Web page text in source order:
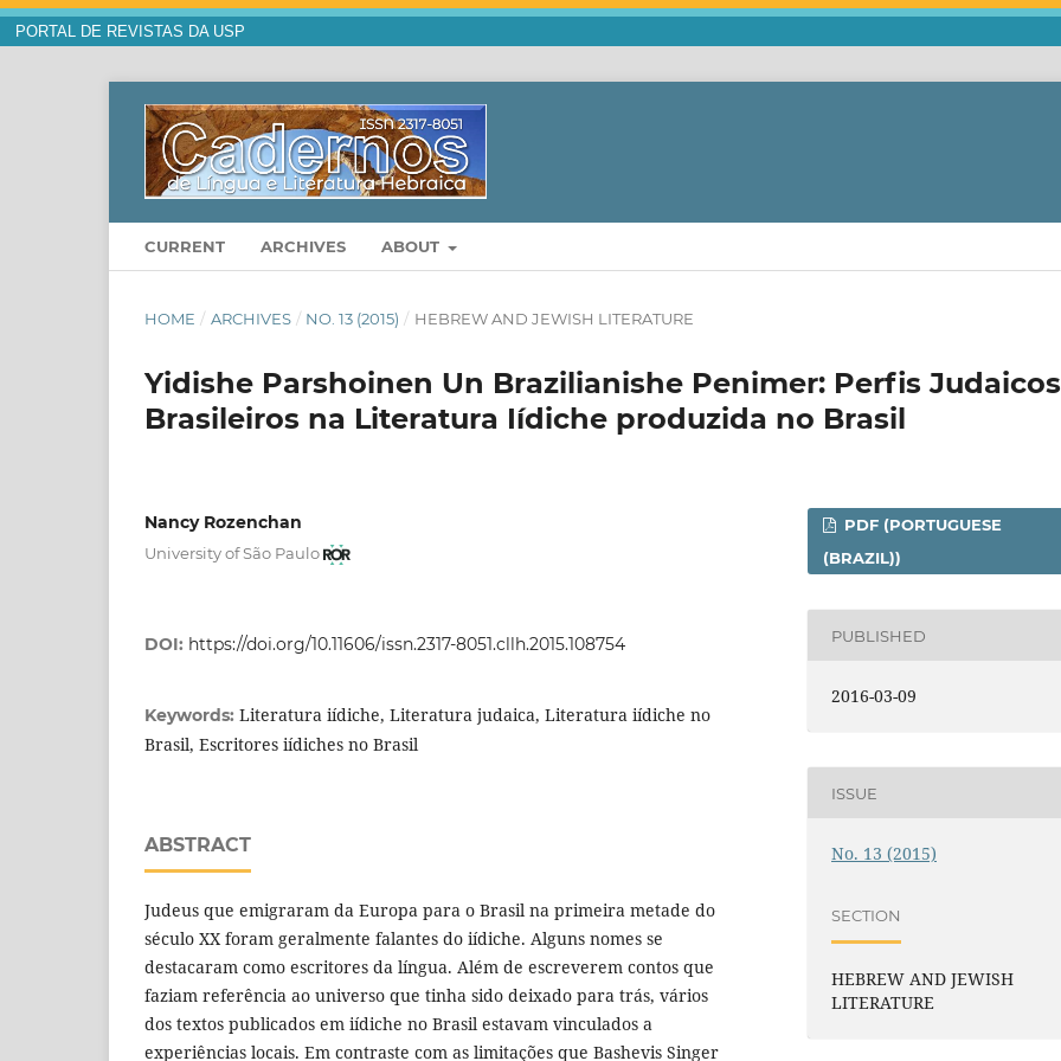
PORTAL DE REVISTAS DA USP
CURRENT ARCHIVES ABOUT
HOME / ARCHIVES / NO. 13 (2015) / HEBREW AND JEWISH LITERATURE
Yidishe Parshoinen Un Brazilianishe Penimer: Perfis
Brasileiros na Literatura Iídiche produzida no Brasil
Nancy Rozenchan
University of São Paulo
DOI: https://doi.org/10.11606/issn.2317-8051.cllh.2015.108754
Keywords: Literatura iídiche, Literatura judaica, Literatura iídiche no
Brasil, Escritores iídiches no Brasil
ABSTRACT
Judeus que emigraram da Europa para o Brasil na primeira metade do
século XX foram geralmente falantes do iídiche. Alguns nomes se
destacaram como escritores da língua. Além de escreverem contos que
faziam referência ao universo que tinha sido deixado para trás, vários
dos textos publicados em iídiche no Brasil estavam vinculados a
experiências locais. Em contraste com as limitações que Bashevis Singer
PDF (PORTUGUESE
(BRAZIL))
PUBLISHED
2016-03-09
ISSUE
No. 13 (2015)
SECTION
HEBREW AND JEWISH
LITERATURE